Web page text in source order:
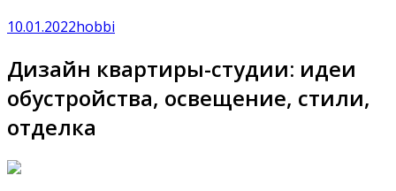
10.01.2022hobbi
Дизайн квартиры-студии: идеи
обустройства, освещение, стили,
отделка